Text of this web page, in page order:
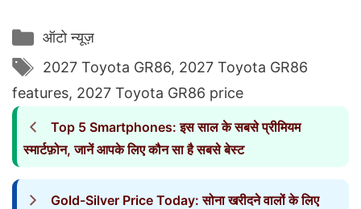
Categories
ऑटो न्यूज़
Tags
2027 Toyota GR86, 2027 Toyota GR86
features, 2027 Toyota GR86 price
Top 5 Smartphones: इस साल के सबसे प्रीमियम
स्मार्टफ़ोन, जानें आपके लिए कौन सा है सबसे बेस्ट
Gold-Silver Price Today: सोना खरीदने वालों के लिए